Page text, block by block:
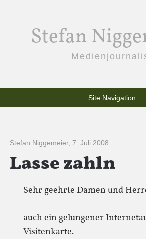
Stefan
Site Navigation
Stefan Niggemeier, 7. Juli 2008
Lasse zahln
Sehr geehrte Damen und
auch ein gelungener
Visitenkarte.